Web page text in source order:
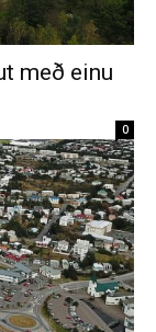
með einu
0